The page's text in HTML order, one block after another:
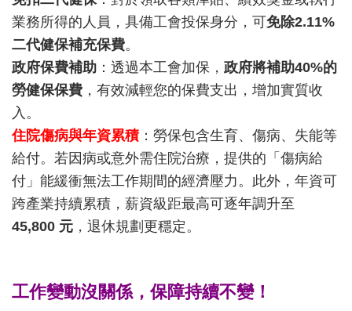
業務所得的人員，具備工會投保身分，可免除2.11%
二代健保補充保費。
政府保費補助 ：透過本工會加保， 政府將補助40%的
勞健保保費 ，有效減輕您的保費支出，增加實質收
入。
住院傷病與年資累積：勞保包含生育、傷病、失能等
給付。若因病或意外需住院治療，提供的「傷病給
付」能緩衝無法工作期間的經濟壓力。此外，年資可
跨產業持續累積，薪資級距最高可逐年調升至
45,800 元 ，退休規劃更穩定。
工作變動沒關係，保障持續不變！